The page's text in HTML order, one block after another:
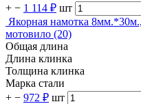
+ − 1 114 ₽ шт
Якорная намотка
мотовило (20)
Общая длина
Длина клинка
Толщина клинка
Марка стали
+ − 972 ₽ шт